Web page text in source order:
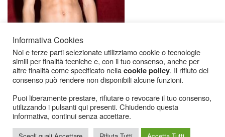
Icarius.com Copyright © 2000 - 2022 |Privacy Policy|Cookies Policy
Cookies
Informativa Cookies
Noi e terze parti selezionate utilizziamo cookie o tecnologie
simili per finalità tecniche e, con il tuo consenso, anche per
altre finalità come specificato nellacookie policy. Il rifiuto del
consenso può rendere non disponibili alcune funzioni.
Puoi liberamente prestare, rifiutare o revocare il tuo consenso,
utilizzando i pulsanti qui presenti. Chiudendo questa
informativa, continui senza accettare.